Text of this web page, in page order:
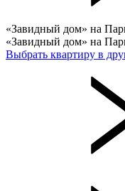
«Завидный дом» на
«Завидный дом» на
Выбрать квартиру в